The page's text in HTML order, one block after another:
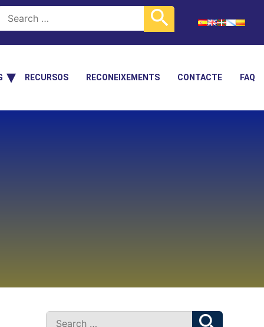
RECURSOS RECONEIXEMENTS CONTACTE FAQ